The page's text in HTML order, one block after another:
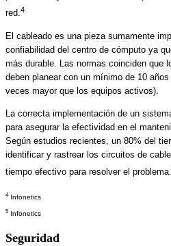
red.4
El cableado es una pieza sumamente
confiabilidad del centro de cómputo ya
más durable. Las normas coinciden que
deben planear con un mínimo de 10
veces mayor que los equipos activos).
La correcta implementación de un
para asegurar la efectividad en el
Según estudios recientes, un 80% del
identificar y rastrear los circuitos de
tiempo efectivo para resolver el problema.
4Infonetics
5 Infonetics
Seguridad